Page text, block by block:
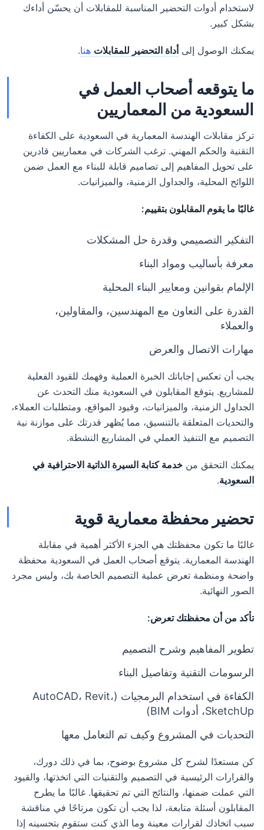
لاستخدام أدوات التحضير المناسبة للمقابلات أن يحسّن أداءك
بشكل كبير.
يمكنك الوصول إلى أداة التحضير للمقابلات هنا.
ما يتوقعه أصحاب العمل في
السعودية من المعماريين
تركز مقابلات الهندسة المعمارية في السعودية على الكفاءة
التقنية والحكم المهني. ترغب الشركات في معماريين قادرين
على تحويل المفاهيم إلى تصاميم قابلة للبناء مع العمل ضمن
اللوائح المحلية، والجداول الزمنية، والميزانيات.
غالبًا ما يقوم المقابلون بتقييم:
التفكير التصميمي وقدرة حل المشكلات
معرفة بأساليب ومواد البناء
الإلمام بقوانين ومعايير البناء المحلية
القدرة على التعاون مع المهندسين، والمقاولين،
والعملاء
مهارات الاتصال والعرض
يجب أن تعكس إجاباتك الخبرة العملية وفهمك للقيود الفعلية
للمشاريع. يتوقع المقابلون في السعودية منك التحدث عن
الجداول الزمنية، والميزانيات، وقيود المواقع، ومتطلبات العملاء،
والتحديات المتعلقة بالتنسيق، مما يُظهر قدرتك على موازنة نية
التصميم مع التنفيذ العملي في المشاريع النشطة.
يمكنك التحقق من خدمة كتابة السيرة الذاتية الاحترافية في
السعودية.
تحضير محفظة معمارية قوية
غالبًا ما تكون محفظتك هي الجزء الأكثر أهمية في مقابلة
الهندسة المعمارية. يتوقع أصحاب العمل في السعودية محفظة
واضحة ومنظمة تعرض عملية التصميم الخاصة بك، وليس مجرد
الصور النهائية.
تأكد من أن محفظتك تعرض:
تطوير المفاهيم وشرح التصميم
الرسومات التقنية وتفاصيل البناء
الكفاءة في استخدام البرمجيات (AutoCAD، Revit،
SketchUp، أدوات BIM)
التحديات في المشروع وكيف تم التعامل معها
كن مستعدًا لشرح كل مشروع بوضوح، بما في ذلك دورك،
والقرارات الرئيسية في التصميم والتقنيات التي اتخذتها، والقيود
التي عملت ضمنها، والنتائج التي تم تحقيقها. غالبًا ما يطرح
المقابلون أسئلة متابعة، لذا يجب أن تكون مرتاحًا في مناقشة
سبب اتخاذك لقرارات معينة وما الذي كنت ستقوم بتحسينه إذا